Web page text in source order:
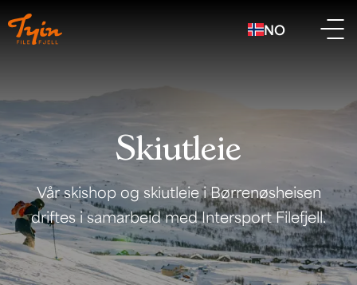
NO
Skiutleie
Vår skishop og skiutleie i Børrenøsheisen
driftes i samarbeid med Intersport Filefjell.